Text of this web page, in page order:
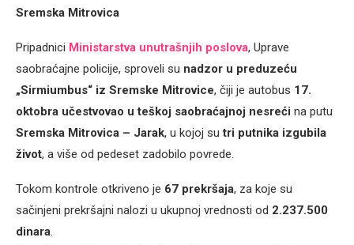
Sremska Mitrovica
Pripadnici Ministarstva unutrašnjih poslova, Uprave
saobraćajne policije, sproveli su nadzor u preduzeću
„Sirmiumbus“ iz Sremske Mitrovice, čiji je autobus 17.
oktobra učestvovao u teškoj saobraćajnoj nesreći na putu
Sremska Mitrovica – Jarak, u kojoj sutri putnika izgubila
život, a više od pedeset zadobilo povrede.
Tokom kontrole otkriveno je 67 prekršaja, za koje su
sačinjeni prekršajni nalozi u ukupnoj vrednosti od 2.237.500
dinara.